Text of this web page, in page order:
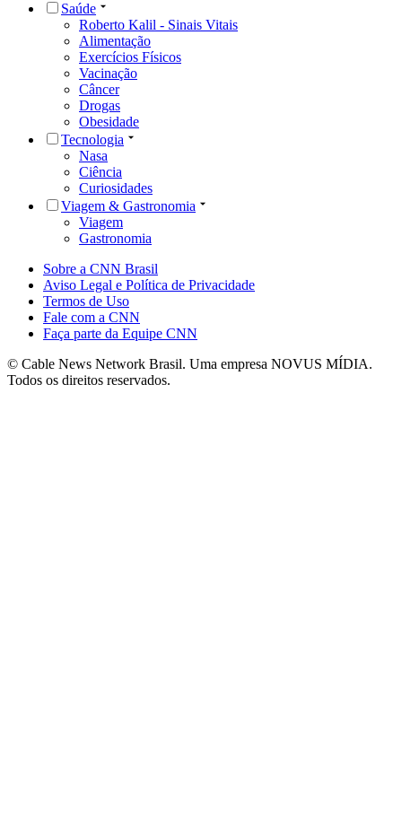
Saúde
Roberto Kalil - Sinais Vitais
Alimentação
Exercícios Físicos
Vacinação
Câncer
Drogas
Obesidade
Tecnologia
Nasa
Ciência
Curiosidades
Viagem & Gastronomia
Viagem
Gastronomia
Sobre a CNN Brasil
Aviso Legal e Política de Privacidade
Termos de Uso
Fale com a CNN
Faça parte da Equipe CNN
© Cable News Network Brasil. Uma empresa NOVUS MÍDIA.
Todos os direitos reservados.